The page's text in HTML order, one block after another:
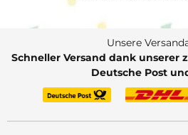
Unsere
Schneller Versand dank unserer
Deutsche Post